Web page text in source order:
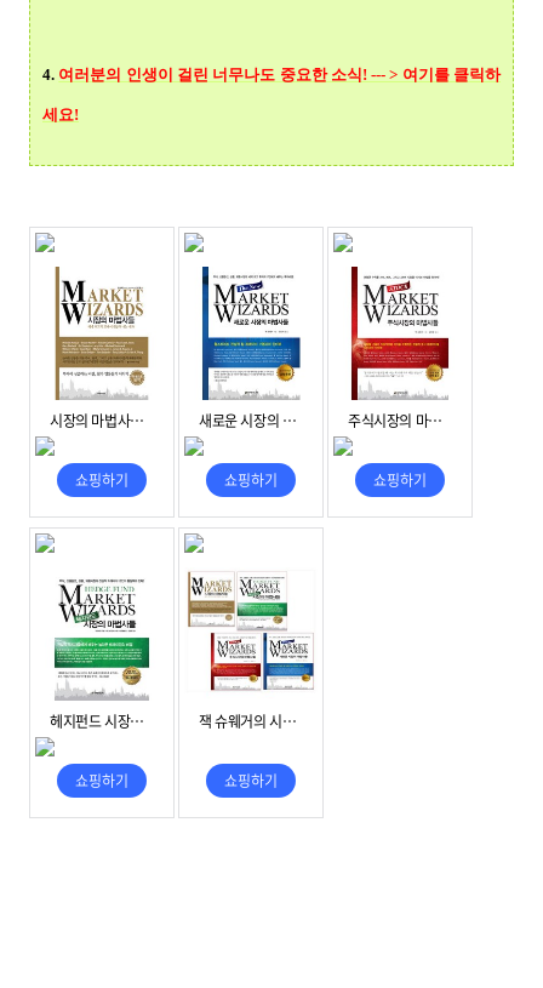
4. 여러분의 인생이 걸린 너무나도 중요한 소식! --- > 여기를 클릭하
세요!